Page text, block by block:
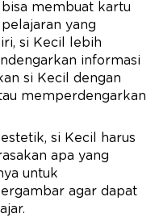
membuat kartu
yang
si Kecil lebih
informasi
si Kecil dengan
memperdengarkan
si Kecil harus
apa yang
untuk
agar dapat